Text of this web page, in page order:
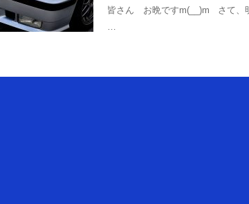
皆さん お晩ですm(__)m さて、